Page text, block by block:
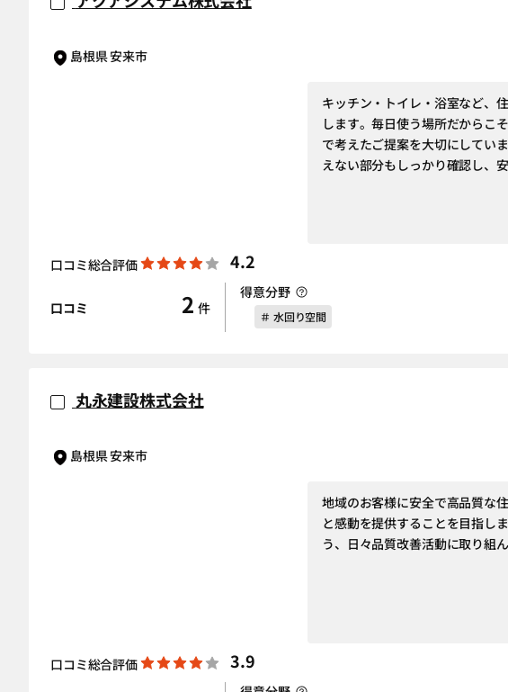
島根県 安来市
キッチン・トイレ・浴室など、
します。毎日使う場所だからこ
で考えたご提案を大切にしてい
えない部分もしっかり確認し、
口コミ総合評価 4.2
口コミ 2 件
得意分野
＃ 水回り空間
丸永建設株式会社
島根県 安来市
地域のお客様に安全で高品質な
と感動を提供することを目指し
う、日々品質改善活動に取り組ん
口コミ総合評価 3.9